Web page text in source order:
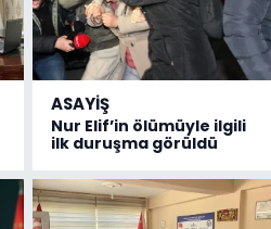
ASAYİŞ
Nur Elif’in ölümüyle ilgili
ilk duruşma görüldü